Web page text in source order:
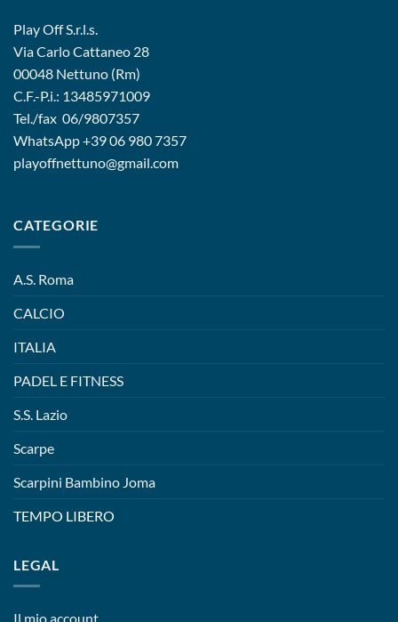
Play Off S.r.l.s.
Via Carlo Cattaneo 28
00048 Nettuno (Rm)
C.F.-P.i.: 13485971009
Tel./fax 06/9807357
WhatsApp+39 06 980 7357
playoffnettuno@gmail.com
CATEGORIE
A.S. Roma
CALCIO
ITALIA
PADEL E FITNESS
S.S. Lazio
Scarpe
Scarpini Bambino Joma
TEMPO LIBERO
LEGAL
Il mio account